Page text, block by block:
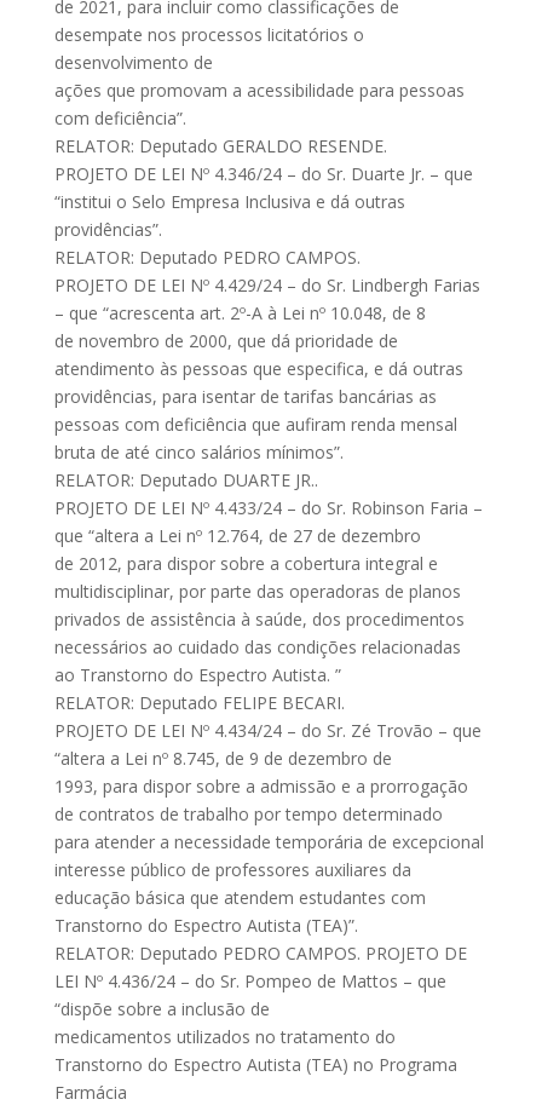
de 2021, para incluir como classificações de
desempate nos processos licitatórios o
desenvolvimento de
ações que promovam a acessibilidade para pessoas
com deficiência”.
RELATOR: Deputado GERALDO RESENDE.
PROJETO DE LEI Nº 4.346/24 – do Sr. Duarte Jr. – que
“institui o Selo Empresa Inclusiva e dá outras
providências”.
RELATOR: Deputado PEDRO CAMPOS.
PROJETO DE LEI Nº 4.429/24 – do Sr. Lindbergh Farias
– que “acrescenta art. 2º-A à Lei nº 10.048, de 8
de novembro de 2000, que dá prioridade de
atendimento às pessoas que especifica, e dá outras
providências, para isentar de tarifas bancárias as
pessoas com deficiência que aufiram renda mensal
bruta de até cinco salários mínimos”.
RELATOR: Deputado DUARTE JR..
PROJETO DE LEI Nº 4.433/24 – do Sr. Robinson Faria –
que “altera a Lei nº 12.764, de 27 de dezembro
de 2012, para dispor sobre a cobertura integral e
multidisciplinar, por parte das operadoras de planos
privados de assistência à saúde, dos procedimentos
necessários ao cuidado das condições relacionadas
ao Transtorno do Espectro Autista. ”
RELATOR: Deputado FELIPE BECARI.
PROJETO DE LEI Nº 4.434/24 – do Sr. Zé Trovão – que
“altera a Lei nº 8.745, de 9 de dezembro de
1993, para dispor sobre a admissão e a prorrogação
de contratos de trabalho por tempo determinado
para atender a necessidade temporária de excepcional
interesse público de professores auxiliares da
educação básica que atendem estudantes com
Transtorno do Espectro Autista (TEA)”.
RELATOR: Deputado PEDRO CAMPOS. PROJETO DE
LEI Nº 4.436/24 – do Sr. Pompeo de Mattos – que
“dispõe sobre a inclusão de
medicamentos utilizados no tratamento do
Transtorno do Espectro Autista (TEA) no Programa
Farmácia